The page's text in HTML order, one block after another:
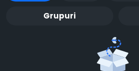
Grupuri